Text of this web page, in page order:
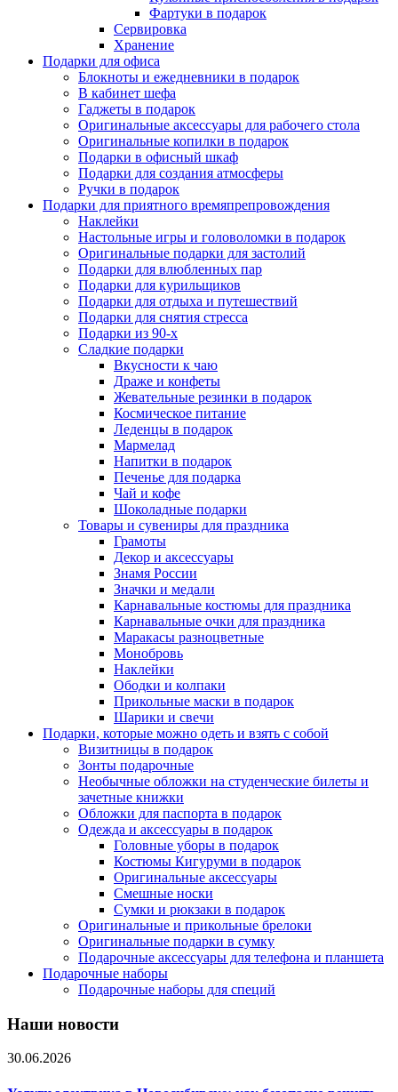
Фартуки в подарок
Сервировка
Хранение
Подарки для офиса
Блокноты и ежедневники в подарок
В кабинет шефа
Гаджеты в подарок
Оригинальные аксессуары для рабочего стола
Оригинальные копилки в подарок
Подарки в офисный шкаф
Подарки для создания атмосферы
Ручки в подарок
Подарки для приятного времяпрепровождения
Наклейки
Настольные игры и головоломки в подарок
Оригинальные подарки для застолий
Подарки для влюбленных пар
Подарки для курильщиков
Подарки для отдыха и путешествий
Подарки для снятия стресса
Подарки из 90-х
Сладкие подарки
Вкусности к чаю
Драже и конфеты
Жевательные резинки в подарок
Космическое питание
Леденцы в подарок
Мармелад
Напитки в подарок
Печенье для подарка
Чай и кофе
Шоколадные подарки
Товары и сувениры для праздника
Грамоты
Декор и аксессуары
Знамя России
Значки и медали
Карнавальные костюмы для праздника
Карнавальные очки для праздника
Маракасы разноцветные
Монобровь
Наклейки
Ободки и колпаки
Прикольные маски в подарок
Шарики и свечи
Подарки, которые можно одеть и взять с собой
Визитницы в подарок
Зонты подарочные
Необычные обложки на студенческие билеты и
зачетные книжки
Обложки для паспорта в подарок
Одежда и аксессуары в подарок
Головные уборы в подарок
Костюмы Кигуруми в подарок
Оригинальные аксессуары
Смешные носки
Сумки и рюкзаки в подарок
Оригинальные и прикольные брелоки
Оригинальные подарки в сумку
Подарочные аксессуары для телефона и планшета
Подарочные наборы
Подарочные наборы для специй
Наши новости
30.06.2026